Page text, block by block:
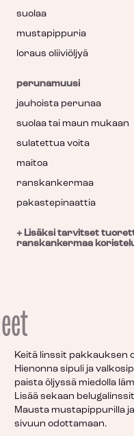
suolaa
mustapippuria
loraus oliiviöljyä
perunamuusi
jauhoista perunaa
suolaa tai maun mukaan
sulatettua voita
maitoa
ranskankermaa
pakastepinaattia
+ Lisäksi tarvitset
ranskankermaa
Keitä linssit pakkauksen
Hienonna sipuli ja
paista öljyssä miedolla
Lisää sekaan
Mausta mustapippurilla
sivuun odottamaan.